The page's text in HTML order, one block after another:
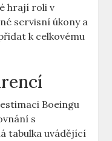
hrají roli v
servisní⁢ úkony ‍a
k celkovému
Boeingu
s⁣
tabulka uvádějící